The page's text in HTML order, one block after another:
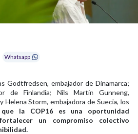
Whatsapp
Godtfredsen, embajador de Dinamarca;
de Finlandia; Nils Martin Gunneng,
Helena Storm, embajadora de Suecia, los
que la COP16 es una oportunidad
un compromiso colectivo